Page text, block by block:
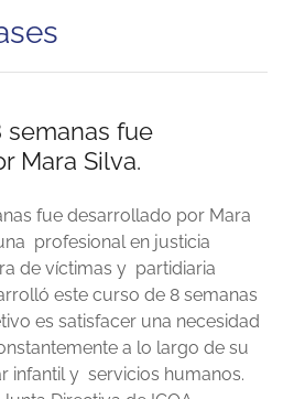
semanas fue
Mara Silva.
fue desarrollado por Mara
profesional en justicia
de víctimas y partidiaria
este curso de 8 semanas
es satisfacer una necesidad
a lo largo de su
infantil y servicios humanos.